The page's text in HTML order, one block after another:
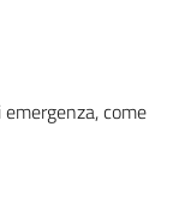
come